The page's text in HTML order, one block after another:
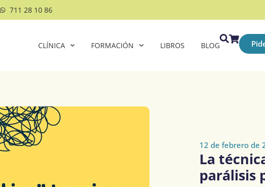
711 28 10 86
CLÍNICA FORMACIÓN LIBROS BLOG
12 de febrero de
La
parálisis